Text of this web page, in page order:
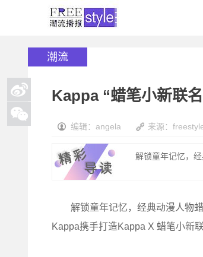
潮流
Kappa “蜡笔小新联
编辑：angela 来源：
解锁童年记忆，
解锁童年记忆，经典动漫人物蜡
Kappa携手打造Kappa X 蜡笔小新